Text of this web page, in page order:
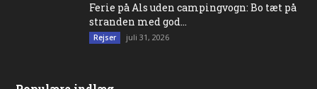
Ferie på Als uden campingvogn: Bo tæt på
stranden med god...
Rejser juli 31, 2026